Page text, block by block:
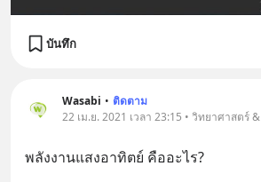
บันทึก
Wasabi • ติดตาม
22 เม.ย. 2021 เวลา 23:15 • วิทยาศาสตร์
พลังงานแสงอาทิตย์ คืออะไร?